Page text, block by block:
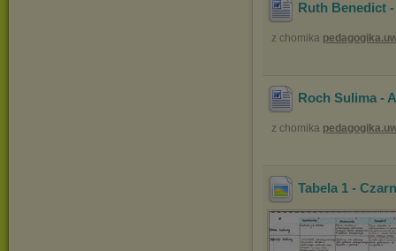
Ruth Benedict
z chomika
Roch Sulima -
z chomika
Tabela 1 -